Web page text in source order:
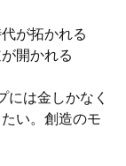
が拓かれる
開かれる
には金しかなく
い。創造のモ